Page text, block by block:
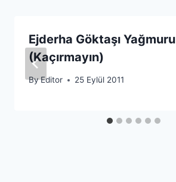
Ejderha Göktaşı Yağmuru
(Kaçırmayın)
ByEditor 25 Eylül 2011